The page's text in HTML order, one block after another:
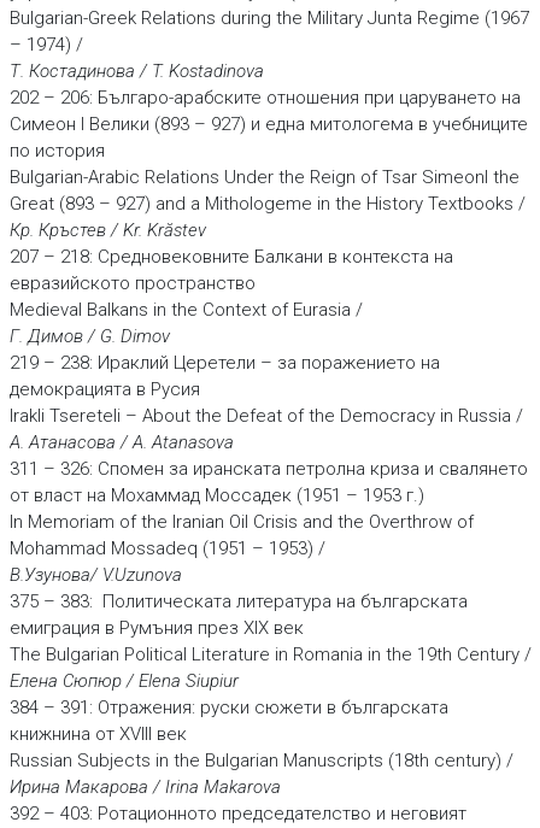
Bulgarian-Greek Relations during the Military Junta Regime (1967
– 1974) /
Т. Костадинова / T. Kostadinova
202 – 206: Българо-арабските отношения при царуването на
Симеон I Велики (893 – 927) и една митологема в учебниците
по история
Bulgarian-Arabic Relations Under the Reign of Tsar SimeonI the
Great (893 – 927) and a Mithologeme in the History Textbooks /
Кр. Кръстев / Kr. Krăstev
207 – 218: Средновековните Балкани в контекста на
евразийското пространство
Medieval Balkans in the Context of Eurasia /
Г. Димов / G. Dimov
219 – 238: Ираклий Церетели – за поражението на
демокрацията в Русия
Irakli Tsereteli – About the Defeat of the Democracy in Russia /
А. Атанасова / A. Atanasova
311 – 326: Спомен за иранската петролна криза и свалянето
от власт на Мохаммад Моссадек (1951 – 1953 г.)
In Memoriam of the Iranian Oil Crisis and the Overthrow оf
Mohammad Mossadeq (1951 – 1953) /
В.Узунова/ V.Uzunova
375 – 383: Политическата литература на българската
емиграция в Румъния през ХІХ век
The Bulgarian Political Literature in Romania in the 19th Century /
Елена Сюпюр / Elena Siupiur
384 – 391: Отражения: руски сюжети в българската
книжнина от XVIII век
Russian Subjects in the Bulgarian Manuscripts (18th century) /
Ирина Макарова / Irina Makarova
392 – 403: Ротационното председателство и неговият